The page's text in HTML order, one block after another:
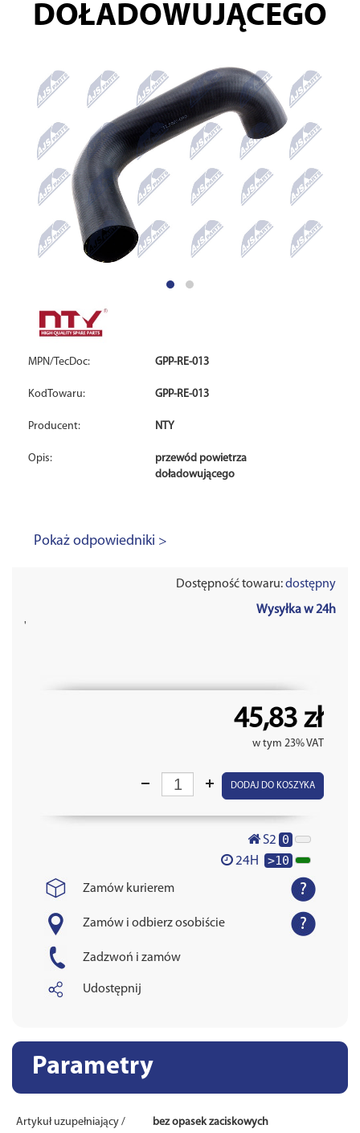
DOŁADOWUJĄCEGO
MPN/TecDoc: GPP-RE-013
KodTowaru: GPP-RE-013
Producent: NTY
Opis:
przewód powietrza
doładowującego
Pokaż odpowiedniki >
Dostępność towaru:dostępny
Wysyłka w 24h
'
45,83 zł
w tym 23% VAT
DODAJ DO KOSZYKA
S2 0
24H >10
Zamów kurierem
Zamów i odbierz osobiście
Zadzwoń i zamów
Udostępnij
Parametry
Artykuł uzupełniający /
bez opasek zaciskowych